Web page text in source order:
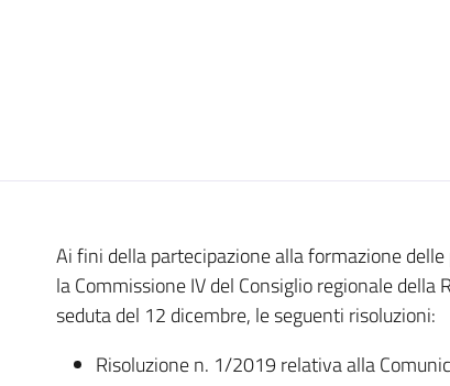
Introduzione
Ai fini della partecipazione alla formazione
la Commissione IV del Consiglio regionale della
seduta del 12 dicembre, le seguenti risoluzioni:
Risoluzione n. 1/2019 relativa alla